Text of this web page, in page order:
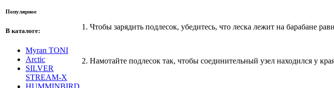
Популярное
В каталоге:
Myran TONI
Arctic
SILVER
STREAM-X
HUMMINBIRD
1. Чтобы зарядить подлесок, убедитесь, что леска лежит на барабане
2. Намотайте подлесок так, чтобы соединительный узел находился у